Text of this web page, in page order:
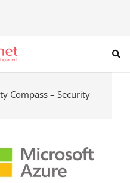
autocomplete results
Compass – Security